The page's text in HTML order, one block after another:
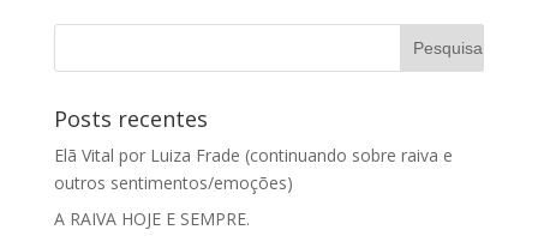
Posts recentes
Elã Vital por Luiza Frade (continuando sobre raiva e
outros sentimentos/emoções)
A RAIVA HOJE E SEMPRE.